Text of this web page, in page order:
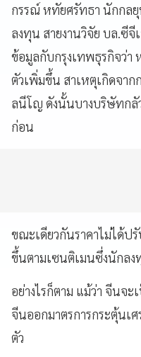
กรรณ์ หทัยศรัทธา นักกลยุ
ลงทุน สายงานวิจัย บล.ซีจี
ข้อมูลกับกรุงเทพธุรกิจว่า
ตัวเพิ่มขึ้น สาเหตุเกิดจา
ลนีโญ ดังนั้นบางบริษัทกลั
ก่อน
ขณะเดียวกันราคาไม่ได้ป
ขึ้นตามเซนติเมนซึ่งนักลง
อย่างไรก็ตาม แม้ว่า จีนจ
จีนออกมาตรการกระตุ้นเ
ตัว